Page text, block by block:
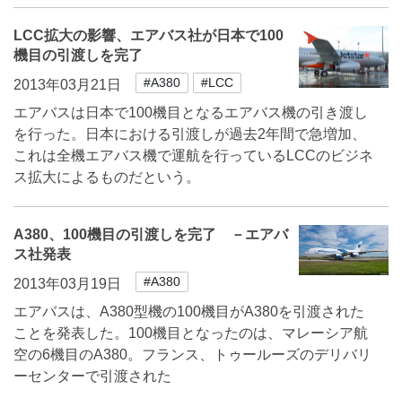
LCC拡大の影響、エアバス社が日本で100
機目の引渡しを完了
2013年03月21日
#A380 #LCC
エアバスは日本で100機目となるエアバス機の引き渡し
を行った。日本における引渡しが過去2年間で急増加、
これは全機エアバス機で運航を行っているLCCのビジネ
ス拡大によるものだという。
A380、100機目の引渡しを完了 －エアバ
ス社発表
2013年03月19日
#A380
エアバスは、A380型機の100機目がA380を引渡された
ことを発表した。100機目となったのは、マレーシア航
空の6機目のA380。フランス、トゥールーズのデリバリ
ーセンターで引渡された